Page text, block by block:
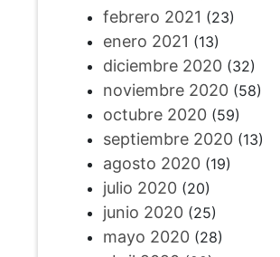
febrero 2021 (23)
enero 2021 (13)
diciembre 2020(32)
noviembre 2020(58)
octubre 2020(59)
septiembre 2020(13)
agosto 2020(19)
julio 2020(20)
junio 2020(25)
mayo 2020(28)